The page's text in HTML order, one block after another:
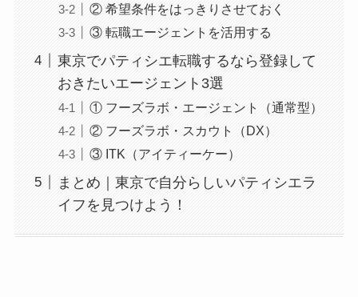
② 希望条件をはっきりさせておく
③ 転職エージェントを活用する
東京でパティシエ転職するなら登録して
おきたいエージェント3選
① フーズラボ・エージェント（通常型）
② フーズラボ・スカウト（DX）
③ ITK（アイティーケー）
まとめ｜東京で自分らしいパティシエラ
イフを見つけよう！